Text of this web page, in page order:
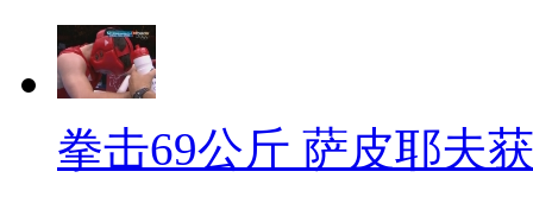
拳击69公斤 萨皮耶夫